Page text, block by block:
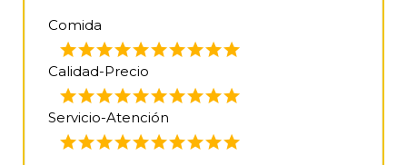
Comida
Calidad-Precio
Servicio-Atención